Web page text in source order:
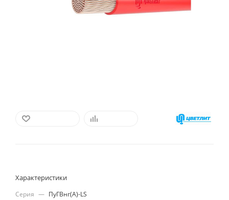
Характеристики
Серия — ПуГВнг(А)-LS